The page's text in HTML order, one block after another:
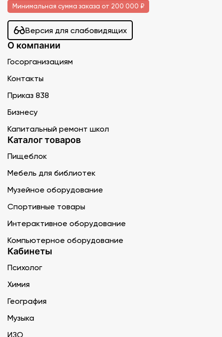
Минимальная сумма заказа от 200 000 ₽
Версия для слабовидящих
О компании
Госорганизациям
Контакты
Приказ 838
Бизнесу
Капитальный ремонт школ
Каталог товаров
Пищеблок
Мебель для библиотек
Музейное оборудование
Спортивные товары
Интерактивное оборудование
Компьютерное оборудование
Кабинеты
Психолог
Химия
География
Музыка
ИЗО